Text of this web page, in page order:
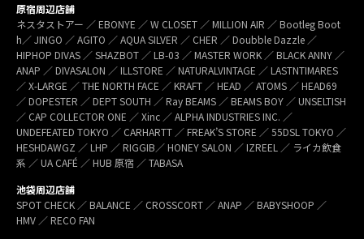
原宿周辺店舗
ネスタストアー ／ EBONYE ／ W CLOSET ／ MILLION AIR ／ Bootleg Boot
h／ JINGO ／ AGITO ／ AQUA SILVER ／ CHER ／ Doubble Dazzle ／
HIPHOP DIVAS ／ SHAZBOT ／ LB-03 ／ MASTER WORK ／ BLACK ANNY ／
ANAP ／ DIVASALON ／ ILLSTORE ／ NATURALVINTAGE ／ LASTNTIMARES
／ X-LARGE ／ THE NORTH FACE ／ KRAFT ／ HEAD ／ ATOMS ／ HEAD69
／ DOPESTER ／ DEPT SOUTH ／ Ray BEAMS ／ BEAMS BOY ／ UNSELTISH
／ CAP COLLECTOR ONE ／ Xinc ／ ALPHA INDUSTRIES INC. ／
UNDEFEATED TOKYO ／ CARHARTT ／ FREAK’S STORE ／ 55DSL TOKYO ／
HESHDAWGZ ／ LHP ／ RIGGIB／ HONEY SALON ／ IZREEL ／ ライカ飲食
系 ／ UA CAFÉ ／ HUB 原宿 ／ TABASA
池袋周辺店舗
SPOT CHECK ／ BALANCE ／ CROSSCORT ／ ANAP ／ BABYSHOOP ／
HMV ／ RECO FAN